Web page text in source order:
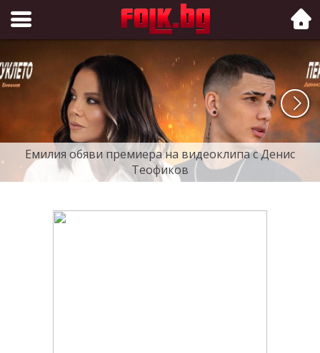
Folk.bg
Емилия обяви премиера на видеоклипа с Денис
Теофиков